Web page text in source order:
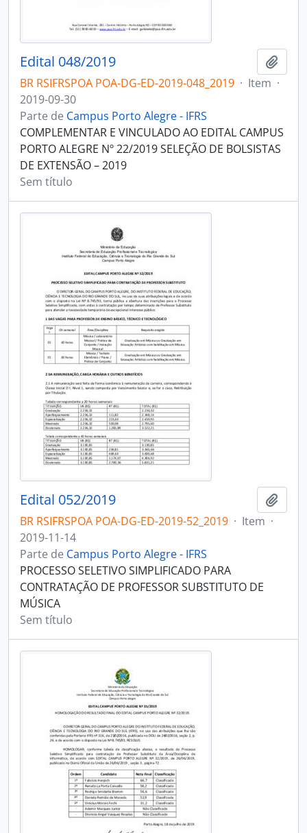
Edital 048/2019
BR RSIFRSPOA POA-DG-ED-2019-048_2019 · Item ·
2019-09-30
Parte de Campus Porto Alegre - IFRS
COMPLEMENTAR E VINCULADO AO EDITAL CAMPUS
PORTO ALEGRE Nº 22/2019 SELEÇÃO DE BOLSISTAS
DE EXTENSÃO – 2019
Sem título
Edital 052/2019
BR RSIFRSPOA POA-DG-ED-2019-52_2019 · Item ·
2019-11-14
Parte de Campus Porto Alegre - IFRS
PROCESSO SELETIVO SIMPLIFICADO PARA
CONTRATAÇÃO DE PROFESSOR SUBSTITUTO DE
MÚSICA
Sem título